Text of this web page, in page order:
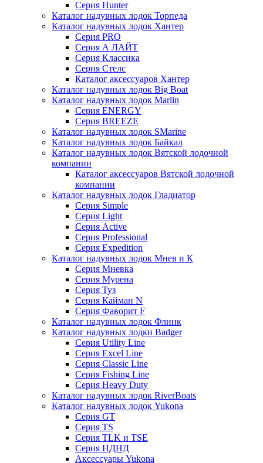
Серия Hunter
Каталог надувных лодок Торпеда
Каталог надувных лодок Хантер
Серия PRO
Серия А ЛАЙТ
Серия Классика
Серия Стелс
Каталог аксессуаров Хантер
Каталог надувных лодок Big Boat
Каталог надувных лодок Marlin
Серия ENERGY
Серия BREEZE
Каталог надувных лодок SMarine
Каталог надувных лодок Байкал
Каталог надувных лодок Вятской лодочной
компании
Каталог аксессуаров Вятской лодочной
компании
Каталог надувных лодок Гладиатор
Серия Simple
Серия Light
Серия Active
Серия Professional
Серия Expedition
Каталог надувных лодок Мнев и К
Серия Мневка
Серия Мурена
Серия Туз
Серия Кайман N
Серия Фаворит F
Каталог надувных лодок Флинк
Каталог надувных лодки Badger
Серия Utility Line
Серия Excel Line
Серия Classic Line
Серия Fishing Line
Серия Heavy Duty
Каталог надувных лодок RiverBoats
Каталог надувных лодок Yukona
Серия GT
Серия TS
Серия TLK и TSE
Серия НДНД
Аксессуары Yukona